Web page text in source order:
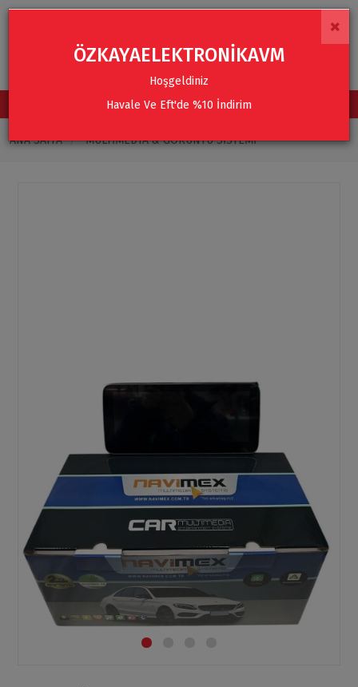
TÜM KATEGORİLER
ANA SAYFA MULTIMEDYA & GÖRÜNTÜ SISTEMI
×
ÖZKAYAELEKTRONİKAVM
Hoşgeldiniz
Havale Ve Eft'de %10 İndirim